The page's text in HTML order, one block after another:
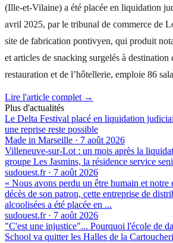
(Ille-et-Vilaine) a été placée en liquidation
avril 2025, par le tribunal de commerce de
site de fabrication pontivyen, qui produit
et articles de snacking surgelés à destination
restauration et de l’hôtellerie, emploie 86
Lire l'article complet →
Plus d'actualités
Le Delta Festival placé en liquidation
une reprise reste possible
Made in Marseille · 7 août 2026
Villeneuve-sur-Lot : un mois après la
groupe Les Jasmins, la résidence service
sudouest.fr· 7 août 2026
« Nous avons perdu un être humain et notre
décès de son patron, cette entreprise de
alcoolisées a été placée en ...
sudouest.fr· 7 août 2026
"C'est une injustice"... Pourquoi l'école de
School va quitter les Halles de la